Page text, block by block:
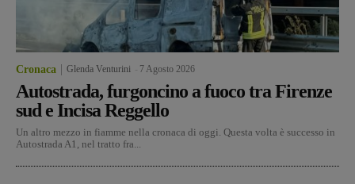
Cronaca Glenda Venturini 7 Agosto 2026
Autostrada, furgoncino a fuoco tra Firenze
sud e Incisa Reggello
Un altro mezzo in fiamme nella cronaca di oggi. Questa volta è successo in
Autostrada A1, nel tratto fra...